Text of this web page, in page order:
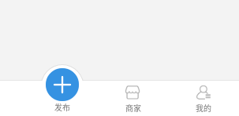
发布 商家 我的